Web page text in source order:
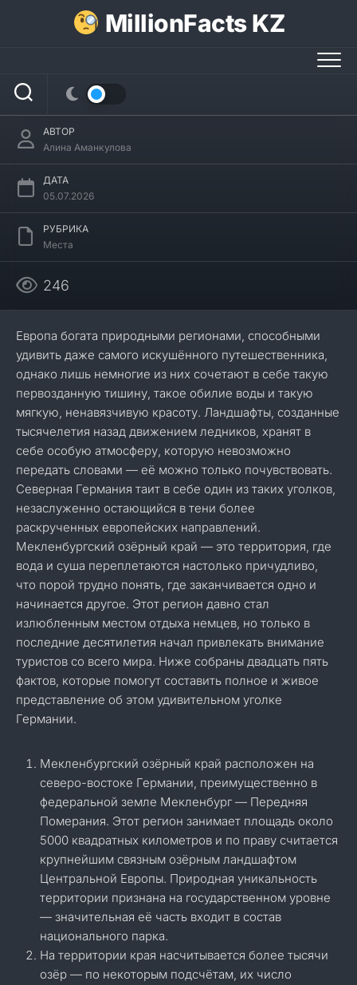
MillionFacts KZ
АВТОР
Алина Аманкулова
ДАТА
05.07.2026
РУБРИКА
Места
246
Европа богата природными регионами, способными
удивить даже самого искушённого путешественника,
однако лишь немногие из них сочетают в себе такую
первозданную тишину, такое обилие воды и такую
мягкую, ненавязчивую красоту. Ландшафты, созданные
тысячелетия назад движением ледников, хранят в
себе особую атмосферу, которую невозможно
передать словами — её можно только почувствовать.
Северная Германия таит в себе один из таких уголков,
незаслуженно остающийся в тени более
раскрученных европейских направлений.
Мекленбургский озёрный край — это территория, где
вода и суша переплетаются настолько причудливо,
что порой трудно понять, где заканчивается одно и
начинается другое. Этот регион давно стал
излюбленным местом отдыха немцев, но только в
последние десятилетия начал привлекать внимание
туристов со всего мира. Ниже собраны двадцать пять
фактов, которые помогут составить полное и живое
представление об этом удивительном уголке
Германии.
Мекленбургский озёрный край расположен на
северо-востоке Германии, преимущественно в
федеральной земле Мекленбург — Передняя
Померания. Этот регион занимает площадь около
5000 квадратных километров и по праву считается
крупнейшим связным озёрным ландшафтом
Центральной Европы. Природная уникальность
территории признана на государственном уровне
— значительная её часть входит в состав
национального парка.
На территории края насчитывается более тысячи
озёр — по некоторым подсчётам, их число